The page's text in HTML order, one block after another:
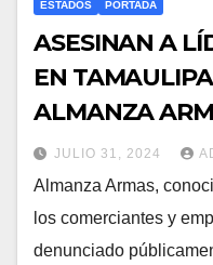
ESTADOS PORTADA
ASESINAN A
EN
ALMANZA
JULIO 31, 2024
Almanza Armas,
los comerciantes y
denunciado